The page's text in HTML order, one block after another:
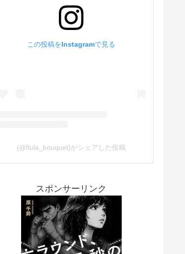
この投稿をInstagramで見る
(@flula_bouquet)がシェアした投稿
スポンサーリンク